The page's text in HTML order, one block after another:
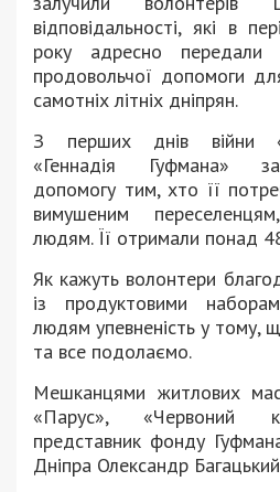
відповідальності, які в
року адресно
продовольчої допомоги
самотніх літніх дніпрян.
З перших днів війни
«Геннадія Гуфмана»
допомогу тим, хто її
вимушеним
людям. Її отримали понад
Як кажуть волонтери
із продуктовими
людям упевненість у тому,
та все подолаємо.
Мешканцями житлових
«Парус», «Червоний
представник фонду
Дніпра Олександр